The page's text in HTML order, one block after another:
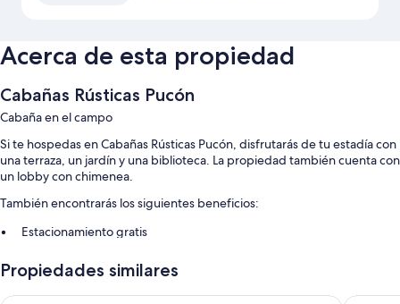
Acerca de esta propiedad
Cabañas Rústicas Pucón
Cabaña en el campo
Si te hospedas en Cabañas Rústicas Pucón, disfrutarás de tu estadía con
una terraza, un jardín y una biblioteca. La propiedad también cuenta con
un lobby con chimenea.
También encontrarás los siguientes beneficios:
Estacionamiento gratis
Propiedades similares